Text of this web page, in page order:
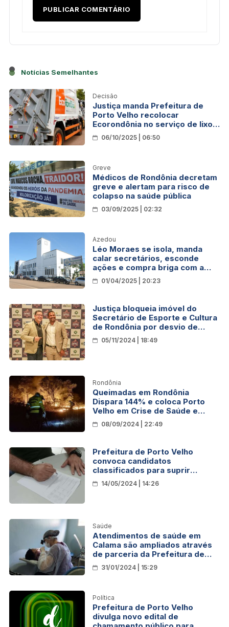
Notícias Semelhantes
Decisão
Justiça manda Prefeitura de
Porto Velho recolocar
Ecorondônia no serviço de lixo
em 24h
06/10/2025 | 06:50
Greve
Médicos de Rondônia decretam
greve e alertam para risco de
colapso na saúde pública
03/09/2025 | 02:32
Azedou
Léo Moraes se isola, manda
calar secretários, esconde
ações e compra briga com a
Câmara: confusão toma conta
da Prefeitura de Porto Velho
01/04/2025 | 20:23
Justiça bloqueia imóvel do
Secretário de Esporte e Cultura
de Rondônia por desvio de
recursos públicos
05/11/2024 | 18:49
Rondônia
Queimadas em Rondônia
Dispara 144% e coloca Porto
Velho em Crise de Saúde e
Energia
08/09/2024 | 22:49
Prefeitura de Porto Velho
convoca candidatos
classificados para suprir
demanda da Saúde
14/05/2024 | 14:26
Saúde
Atendimentos de saúde em
Calama são ampliados através
de parceria da Prefeitura de
Porto Velho com o “Projeto FOB
USP em Rondônia”
31/01/2024 | 15:29
Política
Prefeitura de Porto Velho
divulga novo edital de